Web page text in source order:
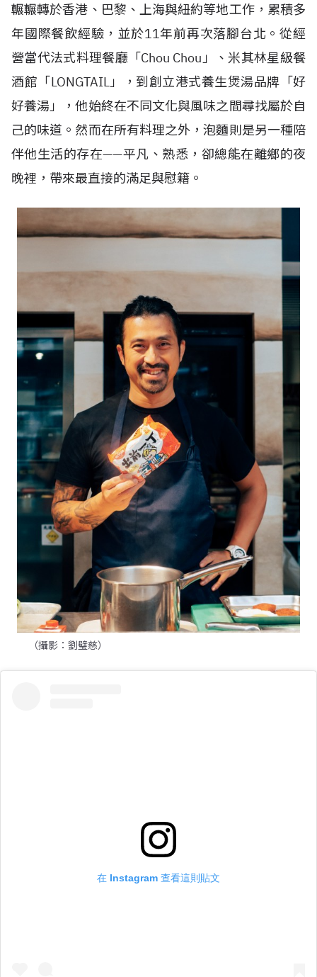
輾輾轉於香港、巴黎、上海與紐約等地工作，累積多
年國際餐飲經驗，並於11年前再次落腳台北。從經
營當代法式料理餐廳「Chou Chou」、米其林星級餐
酒館「LONGTAIL」，到創立港式養生煲湯品牌「好
好養湯」，他始終在不同文化與風味之間尋找屬於自
己的味道。然而在所有料理之外，泡麵則是另一種陪
伴他生活的存在——平凡、熟悉，卻總能在離鄉的夜
晚裡，帶來最直接的滿足與慰籍。
（攝影：劉璧慈）
在 Instagram 查看這則貼文